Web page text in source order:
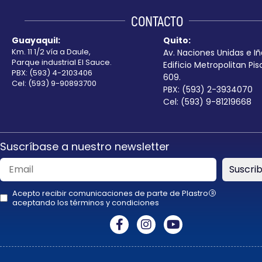
CONTACTO
Guayaquil:
Km. 11 1/2 vía a Daule,
Parque industrial El Sauce.
PBX: (593) 4-2103406
Cel: (593) 9-90893700
Quito:
Av. Naciones Unidas e
Edificio Metropolitan
609.
PBX: (593) 2-3934070
Cel: (593) 9-81219668
Suscríbase a nuestro newsletter
Acepto recibir comunicaciones de parte de PlastroR
aceptando los términos y condiciones
should